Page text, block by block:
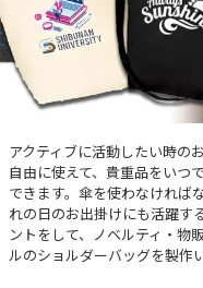
アクティブに活動したい時の
自由に使えて、貴重品をいつ
できます。傘を使わなければ
れの日のお出掛けにも活躍す
ントをして、ノベルティ・物
ルのショルダーバッグを製作